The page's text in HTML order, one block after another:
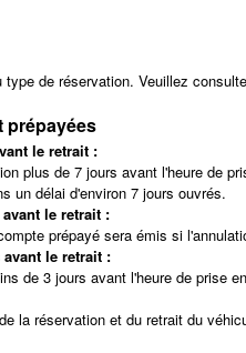
type de réservation. Veuillez
prépayées
le retrait :
plus de 7 jours avant l'heure de
un délai d'environ 7 jours ouvrés.
le retrait :
prépayé sera émis si
le retrait :
de 3 jours avant l'heure de prise
la réservation et du retrait du